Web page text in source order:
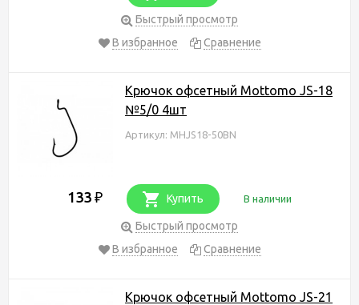
Быстрый просмотр
В избранное
Сравнение
Крючок офсетный Mottomo JS-18
№5/0 4шт
Артикул: MHJS18-50BN
133 ₽ Купить В наличии
Быстрый просмотр
В избранное
Сравнение
Крючок офсетный Mottomo JS-21